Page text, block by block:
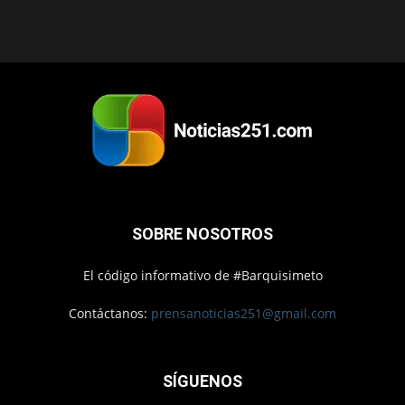
SOBRE NOSOTROS
El código informativo de #Barquisimeto
Contáctanos: prensanoticias251@gmail.com
SÍGUENOS